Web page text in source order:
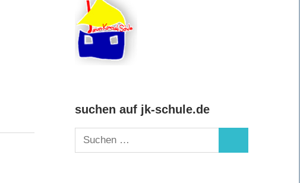
suchen auf jk-schule.de
Suchen
nach: